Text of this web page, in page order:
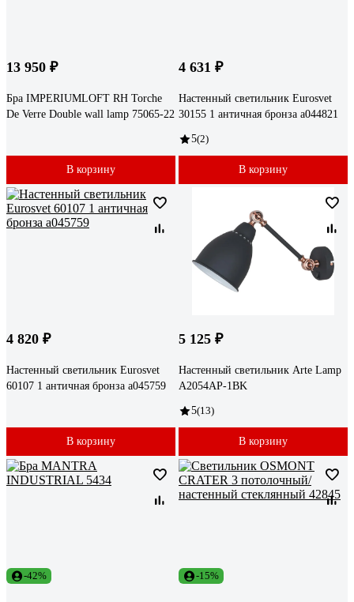
13 950 ₽
Бра IMPERIUMLOFT RH Torche
De Verre Double wall lamp 75065-22
В корзину
4 631 ₽
Настенный светильник Eurosvet
30155 1 античная бронза a044821
5(2)
В корзину
4 820 ₽
Настенный светильник Eurosvet
60107 1 античная бронза a045759
В корзину
5 125 ₽
Настенный светильник Arte Lamp
A2054AP-1BK
5(13)
В корзину
-42% -15%